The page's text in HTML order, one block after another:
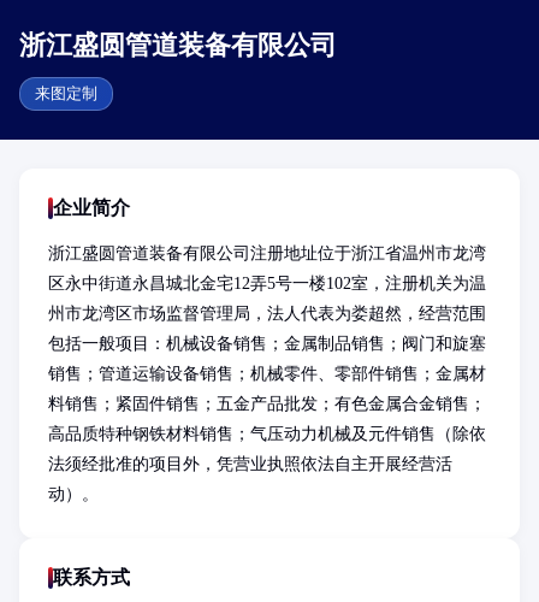
浙江盛圆管道装备有限公司
来图定制
企业简介
浙江盛圆管道装备有限公司注册地址位于浙江省温州市龙湾
区永中街道永昌城北金宅12弄5号一楼102室，注册机关为温
州市龙湾区市场监督管理局，法人代表为娄超然，经营范围
包括一般项目：机械设备销售；金属制品销售；阀门和旋塞
销售；管道运输设备销售；机械零件、零部件销售；金属材
料销售；紧固件销售；五金产品批发；有色金属合金销售；
高品质特种钢铁材料销售；气压动力机械及元件销售（除依
法须经批准的项目外，凭营业执照依法自主开展经营活
动）。
联系方式